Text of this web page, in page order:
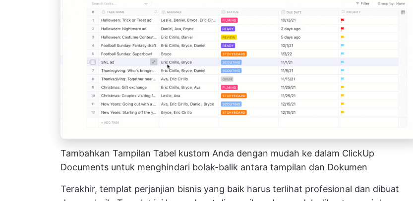
Tambahkan Tampilan Tabel kustom Anda dengan mudah ke dalam ClickUp
Documents untuk menghindari bolak-balik antara tampilan dan Dokumen
Terakhir, templat perjanjian bisnis yang baik harus terlihat profesional dan dibuat